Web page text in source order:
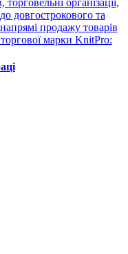
довгострокового та
продажу товарів
торгової марки KnitPro: